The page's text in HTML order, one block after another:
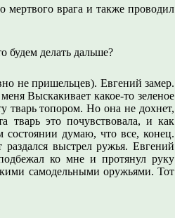
мертвого врага и также проводил
делать дальше?
не пришельцев). Евгений замер.
Выскакивает какое-то зеленое
тварь топором. Но она не дохнет,
это почувствовала, и как
думаю, что все, конец.
выстрел ружья. Евгений
ко мне и протянул руку
самодельными оружьями. Тот